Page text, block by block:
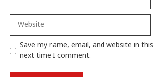
Website
Save my name, email, and website in
next time I comment.